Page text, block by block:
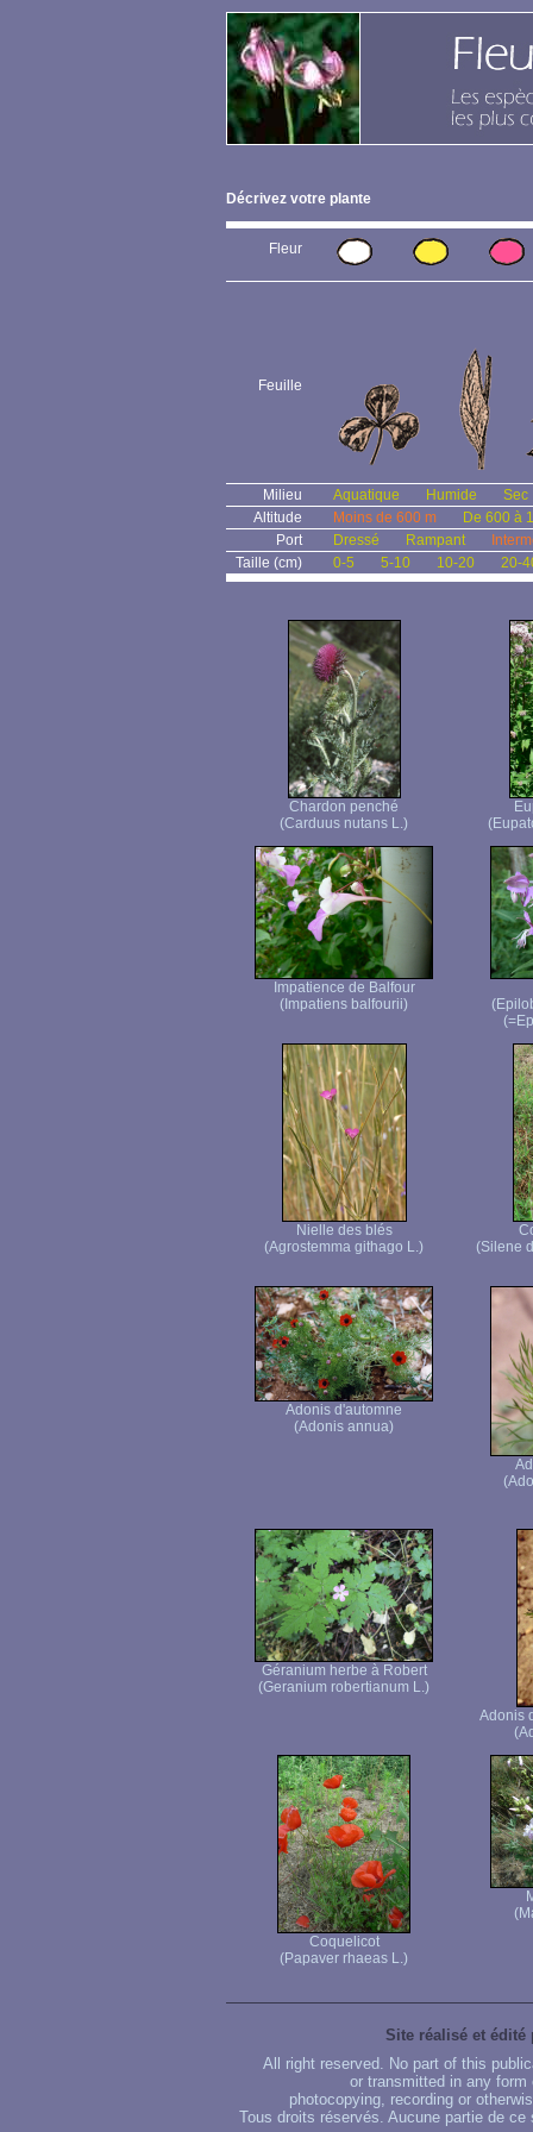
Décrivez votre plante
Fleur
Feuille
Milieu Aquatique Humide
Sec
Altitude
Moins de 600 m
De 600 à
Port
Dressé Rampant
Taille (cm)
0-5 5-10 10-20 20-
Chardon penché
(Carduus nutans L.)
Impatience de Balfour
(Impatiens balfourii)
Nielle des blés
(Agrostemma githago L.)
(Silene
Adonis d'automne
(Adonis annua)
Géranium herbe à Robert
(Geranium robertianum L.)
Adonis
Coquelicot
(Papaver rhaeas L.)
Site réalisé et édité
All right reserved. No part of this
or transmitted in any
photocopying, recording or
Tous droits réservés. Aucune partie de